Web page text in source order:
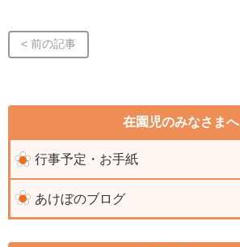
< 前の記事
在園児のみなさまへ
行事予定・お手紙
あけぼのブログ